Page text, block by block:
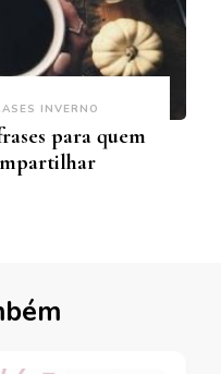
INVERNO
para quem